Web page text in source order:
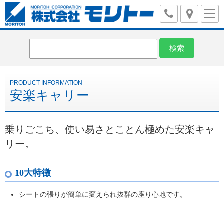
安楽キャリー
乗りごこち、使い易さとことん極めた安楽キャ
リー。
10大特徴
シートの張りが簡単に変えられ抜群の座り心地です。